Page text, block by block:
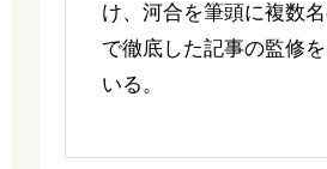
け、河合を筆頭に複数
で徹底した記事の監修
いる。